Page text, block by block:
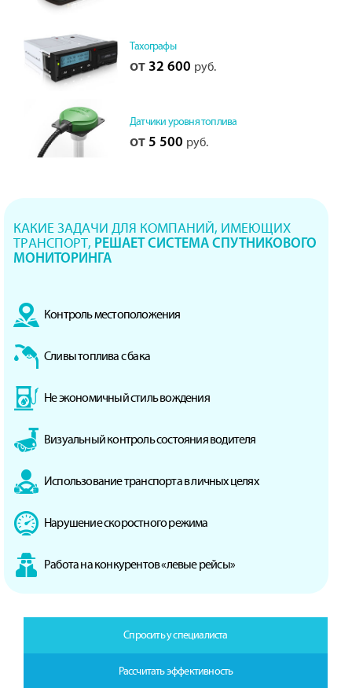
Тахографы
от 32 600 руб.
Датчики уровня топлива
от 5 500 руб.
КАКИЕ ЗАДАЧИ ДЛЯ КОМПАНИЙ, ИМЕЮЩИХ
ТРАНСПОРТ, РЕШАЕТ СИСТЕМА СПУТНИКОВОГО
МОНИТОРИНГА
Контроль местоположения
Сливы топлива с бака
Не экономичный стиль вождения
Визуальный контроль состояния водителя
Использование транспорта в личных целях
Нарушение скоростного режима
Работа на конкурентов «левые рейсы»
Спросить у специалиста
Рассчитать эффективность